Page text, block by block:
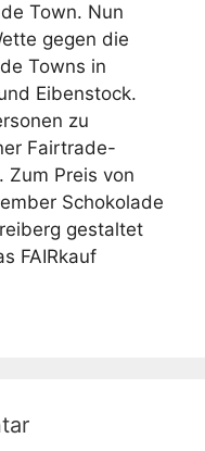
Town. Nun
gegen die
Towns in
Eibenstock.
zu
Fairtrade-
Zum Preis von
Schokolade
gestaltet
FAIRkauf